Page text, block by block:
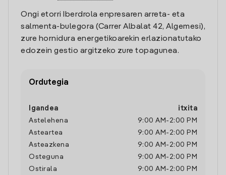
Ongi etorri Iberdrola enpresaren arreta- eta
salmenta-bulegora (Carrer Albalat 42, Algemesi),
zure hornidura energetikoarekin erlazionatutako
edozein gestio argitzeko zure topagunea.
Ordutegia
Igandea
itxita
Astelehena
9:00 AM - 2:00 PM
Asteartea
9:00 AM - 2:00 PM
Asteazkena
9:00 AM - 2:00 PM
Osteguna
9:00 AM - 2:00 PM
Ostirala
9:00 AM - 2:00 PM